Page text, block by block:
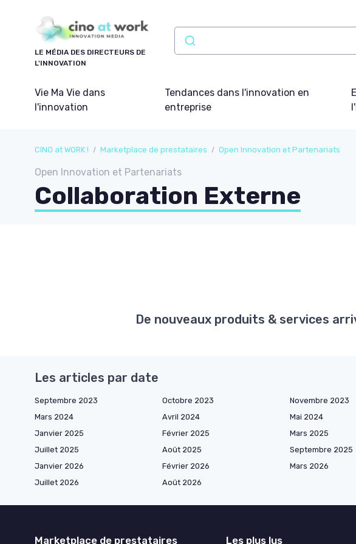
LE MÉDIA DES DIRECTEURS DE
L'INNOVATION
Vie Ma Vie dans
l'innovation
Tendances dans l'innovation en
entreprise
CINO at WORK ! Marketplace de prestataires Open Innovation et Partenariats
Open Innovation et Partenariats
Collaboration Externe
De nouveaux produits & services
Les articles par date
Septembre 2023 Octobre 2023 Novembre 2023
Mars 2024
Avril 2024 Mai 2024
Janvier 2025
Février 2025 Mars 2025
Juillet 2025
Août 2025 Septembre 2025
Janvier 2026
Février 2026 Mars 2026
Juillet 2026
Août 2026
Marketplace de prestataires Les plus lus